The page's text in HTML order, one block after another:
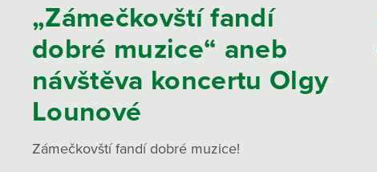
„Zámečkovští fandí
dobré muzice“ aneb
návštěva koncertu Olgy
Lounové
Zámečkovští fandí dobré muzice!